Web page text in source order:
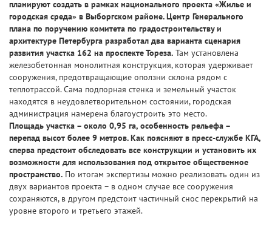
планируют создать в рамках национального проекта «Жилье и
городская среда» в Выборгском районе. Центр Генерального
плана по поручению комитета по градостроительству и
архитектуре Петербурга разработал два варианта сценария
развития участка 162 на проспекте Тореза. Там установлена
железобетонная монолитная конструкция, которая удерживает
сооружения, предотвращающие оползни склона рядом с
теплотрассой. Сама подпорная стенка и земельный участок
находятся в неудовлетворительном состоянии, городская
администрация намерена благоустроить это место.
Площадь участка – около 0,95 га, особенность рельефа –
перепад высот более 9 метров. Как поясняют в пресс-службе КГА,
сперва предстоит обследовать все конструкции и установить их
возможности для использования под открытое общественное
пространство. По итогам экспертизы можно реализовать один из
двух вариантов проекта – в одном случае все сооружения
сохраняются, в другом предстоит частичный снос перекрытий на
уровне второго и третьего этажей.